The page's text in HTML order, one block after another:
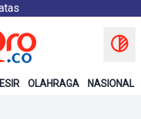
OLAHRAGA NASIONAL